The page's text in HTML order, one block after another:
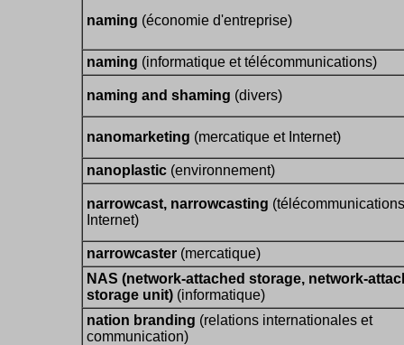
naming (économie d'entreprise)
naming (informatique et télécommunications)
naming and shaming (divers)
nanomarketing (mercatique et Internet)
nanoplastic (environnement)
narrowcast, narrowcasting
Internet)
narrowcaster (mercatique)
NAS (network-attached storage, network-
storage unit) (informatique)
nation branding (relations internationales et
communication)